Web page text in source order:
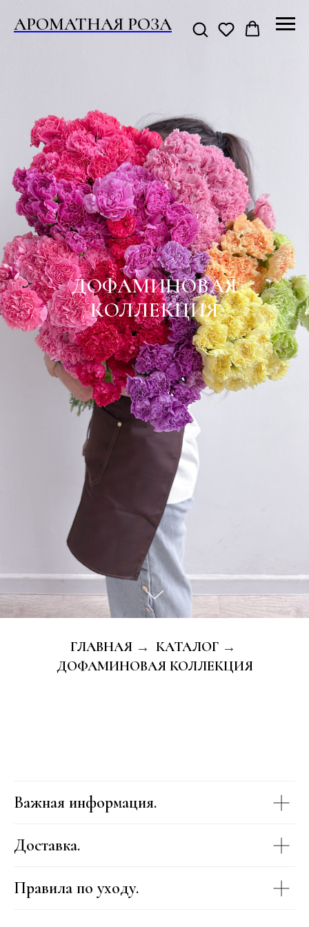
АРОМАТНАЯ РОЗА
ДОФАМИНОВАЯ
КОЛЛЕКЦИЯ
ГЛАВНАЯ → КАТАЛОГ →
ДОФАМИНОВАЯ КОЛЛЕКЦИЯ
Важная информация.
Доставка.
Правила по уходу.